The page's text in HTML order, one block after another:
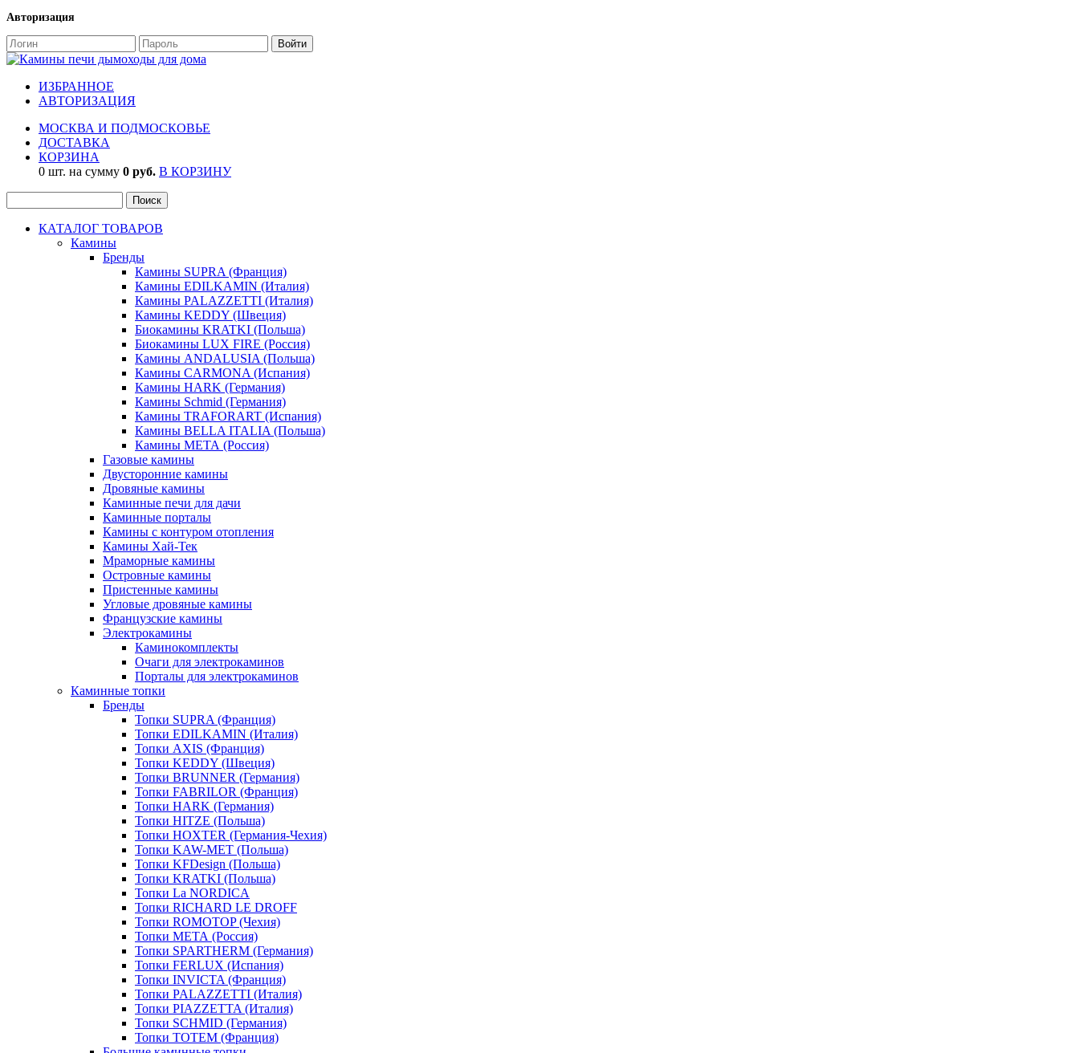
Авторизация
ИЗБРАННОЕ
АВТОРИЗАЦИЯ
МОСКВА И ПОДМОСКОВЬЕ
ДОСТАВКА
КОРЗИНА
0 шт. на сумму 0 руб. В КОРЗИНУ
КАТАЛОГ ТОВАРОВ
Камины
Бренды
Камины SUPRA (Франция)
Камины EDILKAMIN (Италия)
Камины PALAZZETTI (Италия)
Камины KEDDY (Швеция)
Биокамины KRATKI (Польша)
Биокамины LUX FIRE (Россия)
Камины ANDALUSIA (Польша)
Камины CARMONA (Испания)
Камины HARK (Германия)
Камины Schmid (Германия)
Камины TRAFORART (Испания)
Камины BELLA ITALIA (Польша)
Камины МЕТА (Россия)
Газовые камины
Двусторонние камины
Дровяные камины
Каминные печи для дачи
Каминные порталы
Камины с контуром отопления
Камины Хай-Тек
Мраморные камины
Островные камины
Пристенные камины
Угловые дровяные камины
Французские камины
Электрокамины
Каминокомплекты
Очаги для электрокаминов
Порталы для электрокаминов
Каминные топки
Бренды
Топки SUPRA (Франция)
Топки EDILKAMIN (Италия)
Топки AXIS (Франция)
Топки KEDDY (Швеция)
Топки BRUNNER (Германия)
Топки FABRILOR (Франция)
Топки HARK (Германия)
Топки HITZE (Польша)
Топки HOXTER (Германия-Чехия)
Топки KAW-MET (Польша)
Топки KFDesign (Польша)
Топки KRATKI (Польша)
Топки La NORDICA
Топки RICHARD LE DROFF
Топки ROMOTOP (Чехия)
Топки МЕТА (Россия)
Топки SPARTHERM (Германия)
Топки FERLUX (Испания)
Топки INVICTA (Франция)
Топки PALAZZETTI (Италия)
Топки PIAZZETTA (Италия)
Топки SCHMID (Германия)
Топки TOTEM (Франция)